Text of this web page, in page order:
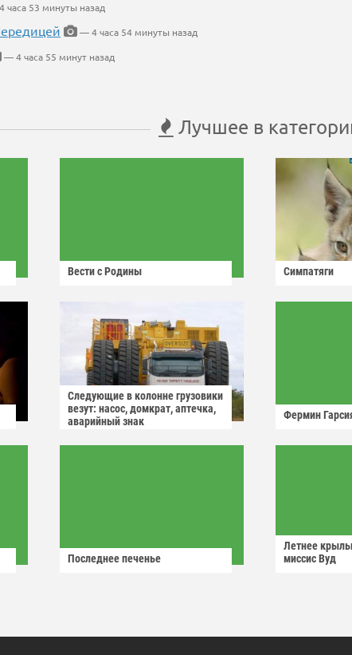
часа 53 минуты назад
— 4 часа 54 минуты назад
— 4 часа 55 минут назад
Лучшее в
Вести с Родины Симпатяги
Следующие в колонне грузовики
везут: насос, домкрат, аптечка,
аварийный знак
Фермин
Последнее печенье
Летнее
миссис Вуд